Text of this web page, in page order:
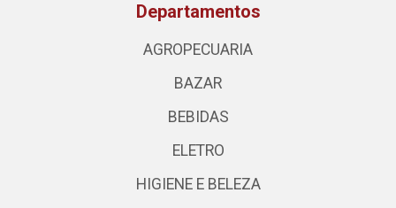
Departamentos
AGROPECUARIA
BAZAR
BEBIDAS
ELETRO
HIGIENE E BELEZA